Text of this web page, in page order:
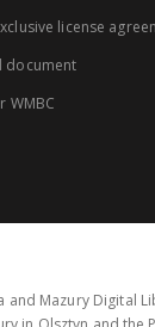
license
document
WMBC
and Mazury Digital